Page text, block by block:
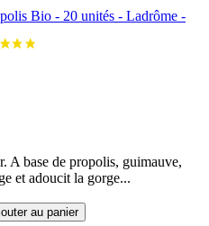
A base de propolis, guimauve,
et adoucit la gorge...
au panier